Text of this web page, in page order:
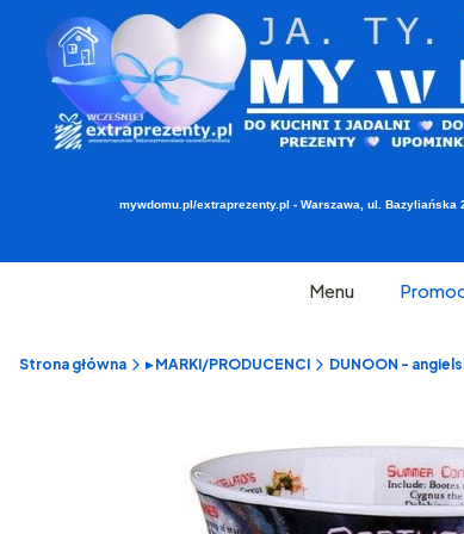
mywdomu.pl/extraprezenty.pl - Warszawa, ul. Bazyliańska
Menu
Strona główna ▸ MARKI/PRODUCENCI DUNOON -